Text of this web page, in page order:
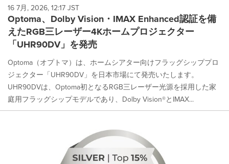
16 7月, 2026, 12:17 JST
Optoma、Dolby Vision・IMAX Enhanced認証を備
えたRGB三レーザー4Kホームプロジェクター
「UHR90DV」を発売
Optoma（オプトマ）は、ホームシアター向けフラッグシッププロ
ジェクター「UHR90DV」を日本市場にて発売いたします。
UHR90DVは、Optoma初となるRGB三レーザー光源を採用した家
庭用フラッグシップモデルであり、Dolby Vision®とIMAX...